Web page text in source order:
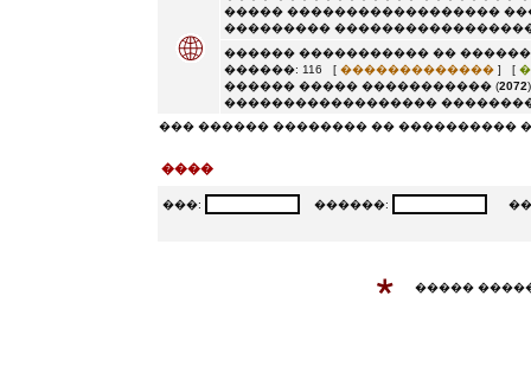
����� ������������������
���������
������ ����������� ��
������: 116 [ �������������] [
������ ����� ����������� (2072
������������������
��� ������ �������� �� ����������
����
���: ������:
�����